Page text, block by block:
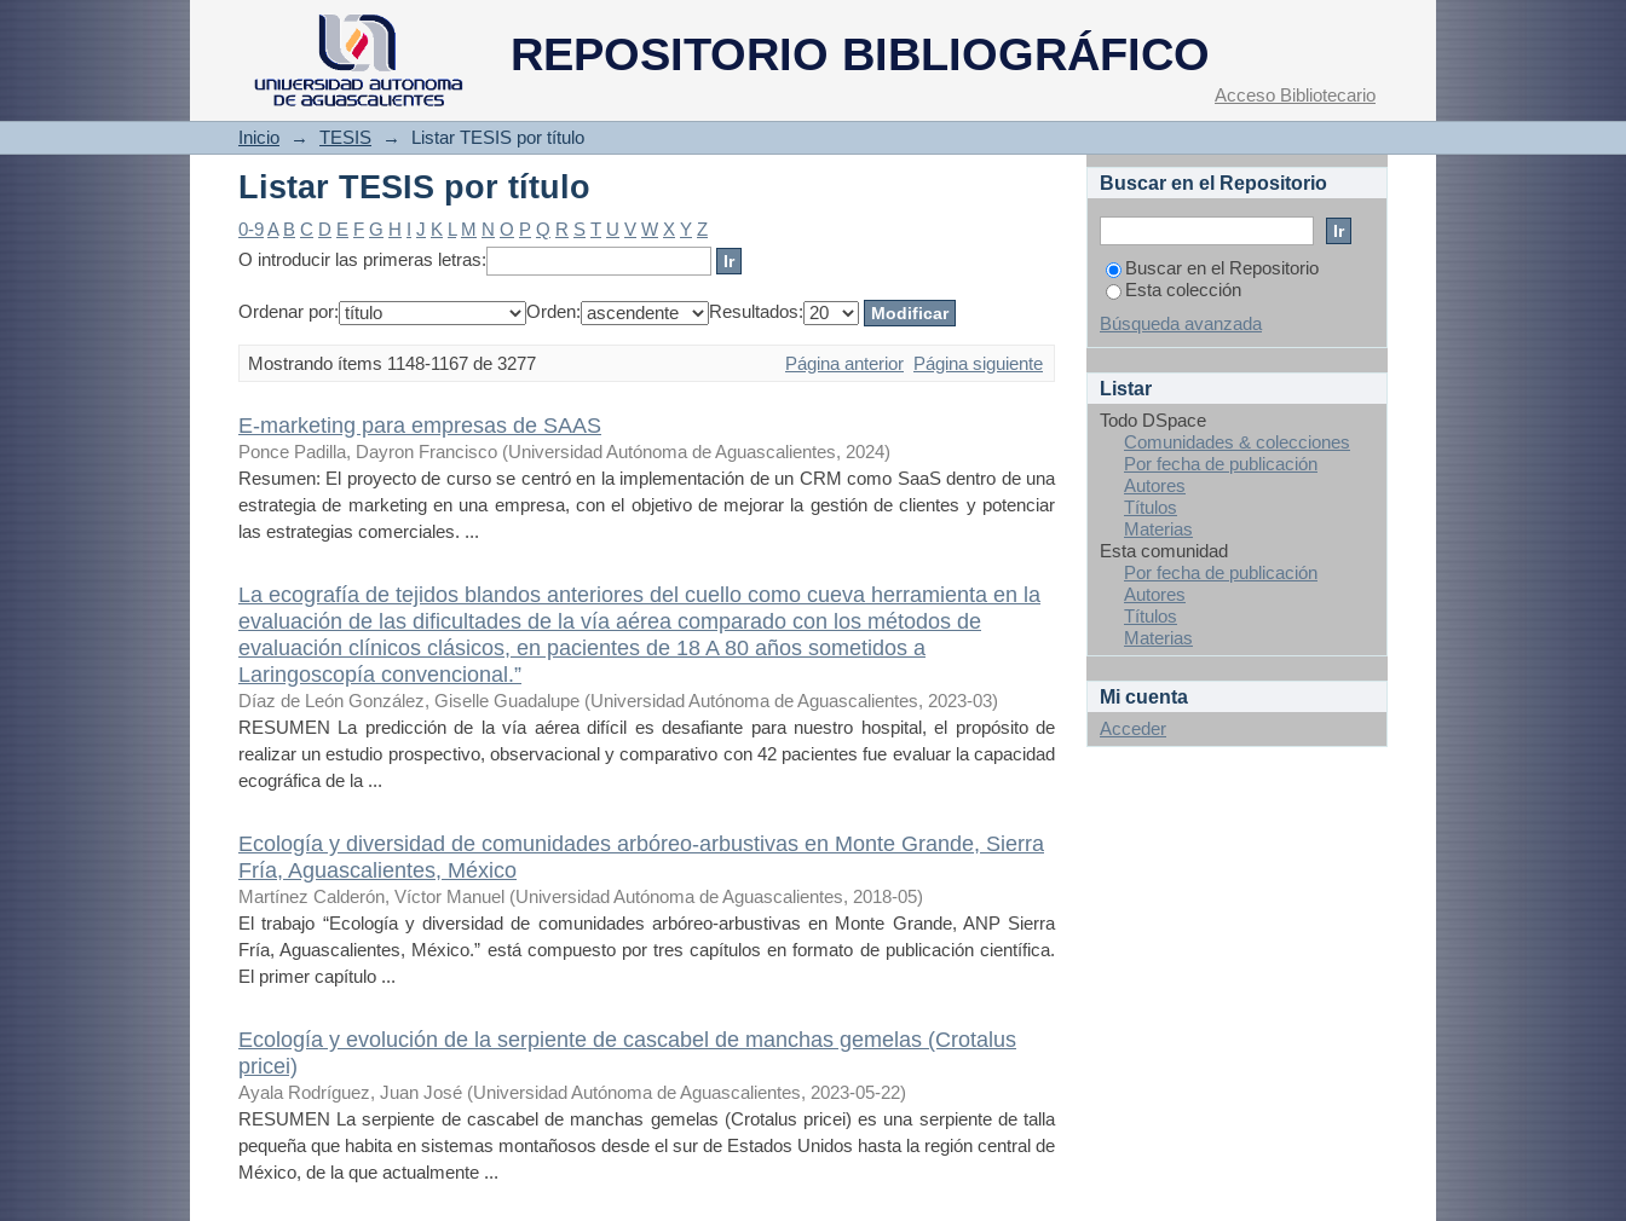
REPOSITORIO BIBLIOGRÁFICO
Listar TESIS por título
Acceso Bibliotecario
Inicio → TESIS → Listar TESIS por título
Listar TESIS por título
0-9A B C D E F G H I J K L M N O P Q R S T U V W X Y Z
O introducir las primeras letras:
Ordenar por: Orden: Resultados:
Mostrando ítems 1148-1167 de 3277 Página anterior Página siguiente
E-marketing para empresas de SAAS
Ponce Padilla, Dayron Francisco (Universidad Autónoma de Aguascalientes, 2024)
Resumen: El proyecto de curso se centró en la implementación de un CRM como SaaS dentro de una
estrategia de marketing en una empresa, con el objetivo de mejorar la gestión de clientes y potenciar
las estrategias comerciales. ...
La ecografía de tejidos blandos anteriores del cuello como cueva herramienta en la
evaluación de las dificultades de la vía aérea comparado con los métodos de
evaluación clínicos clásicos, en pacientes de 18 A 80 años sometidos a
Laringoscopía convencional.”
Díaz de León González, Giselle Guadalupe (Universidad Autónoma de Aguascalientes, 2023-03)
RESUMEN La predicción de la vía aérea difícil es desafiante para nuestro hospital, el propósito de
realizar un estudio prospectivo, observacional y comparativo con 42 pacientes fue evaluar la capacidad
ecográfica de la ...
Ecología y diversidad de comunidades arbóreo-arbustivas en Monte Grande, Sierra
Fría, Aguascalientes, México
Martínez Calderón, Víctor Manuel (Universidad Autónoma de Aguascalientes, 2018-05)
El trabajo “Ecología y diversidad de comunidades arbóreo-arbustivas en Monte Grande, ANP Sierra
Fría, Aguascalientes, México.” está compuesto por tres capítulos en formato de publicación científica.
El primer capítulo ...
Ecología y evolución de la serpiente de cascabel de manchas gemelas (Crotalus
pricei)
Ayala Rodríguez, Juan José (Universidad Autónoma de Aguascalientes, 2023-05-22)
RESUMEN La serpiente de cascabel de manchas gemelas (Crotalus pricei) es una serpiente de talla
pequeña que habita en sistemas montañosos desde el sur de Estados Unidos hasta la región central de
México, de la que actualmente ...
Buscar en el Repositorio
Buscar en el Repositorio
Esta colección
Búsqueda avanzada
Listar
Todo DSpace
Comunidades & colecciones
Por fecha de publicación
Autores
Títulos
Materias
Esta comunidad
Por fecha de publicación
Autores
Títulos
Materias
Mi cuenta
Acceder